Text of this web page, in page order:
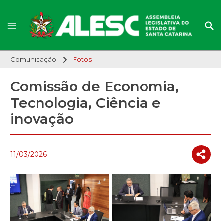
Comunicação Fotos
Comissão de Economia,
Tecnologia, Ciência e
inovação
11/03/2026